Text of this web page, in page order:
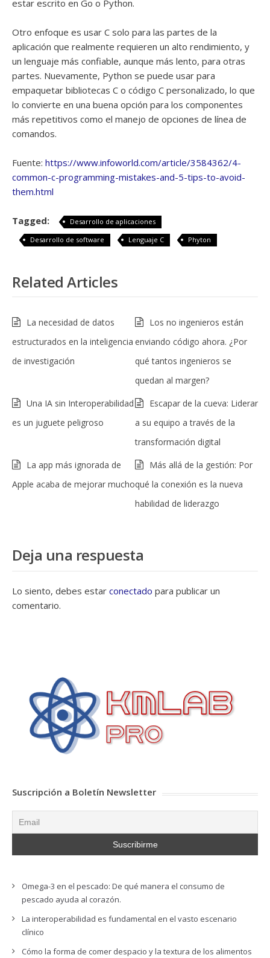
estar escrito en Go o Python.
Otro enfoque es usar C solo para las partes de la
aplicación que realmente requieren un alto rendimiento, y
un lenguaje más confiable, aunque más lento, para otras
partes. Nuevamente, Python se puede usar para
empaquetar bibliotecas C o código C personalizado, lo que
lo convierte en una buena opción para los componentes
más repetitivos como el manejo de opciones de línea de
comandos.
Fuente: https://www.infoworld.com/article/3584362/4-
common-c-programming-mistakes-and-5-tips-to-avoid-
them.html
Tagged:
Desarrollo de aplicaciones
Desarrollo de software
Lenguaje C Phyton
Related Articles
La necesidad de datos
estructurados en la inteligencia
de investigación
Los no ingenieros están
enviando código ahora. ¿Por
qué tantos ingenieros se
quedan al margen?
Una IA sin Interoperabilidad
es un juguete peligroso
Escapar de la cueva: Liderar
a su equipo a través de la
transformación digital
La app más ignorada de
Apple acaba de mejorar mucho
Más allá de la gestión: Por
qué la conexión es la nueva
habilidad de liderazgo
Deja una respuesta
Lo siento, debes estar conectado para publicar un
comentario.
Suscripción a Boletín Newsletter
Omega-3 en el pescado: De qué manera el consumo de
pescado ayuda al corazón.
La interoperabilidad es fundamental en el vasto escenario
clínico
Cómo la forma de comer despacio y la textura de los alimentos